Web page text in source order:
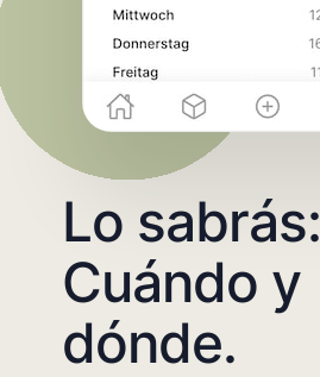
Lo sabrás:
Cuándo y
dónde.